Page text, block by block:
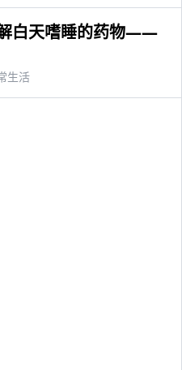
白天嗜睡的药物——
生活